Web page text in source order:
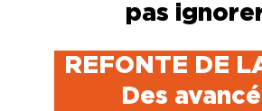
pas
REFONTE DE
Des